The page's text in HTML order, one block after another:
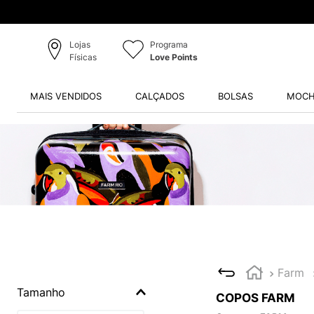
Lojas
Físicas
Programa
Love Points
MAIS VENDIDOS CALÇADOS BOLSAS
Tamanho
Farm
COPOS FARM